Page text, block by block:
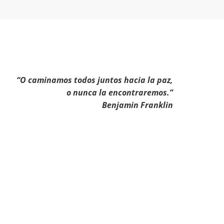
“O caminamos todos juntos hacia la paz,
o nunca la encontraremos.”
Benjamin Franklin